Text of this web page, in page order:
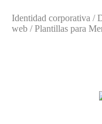
Identidad corporativa /
web / Plantillas para